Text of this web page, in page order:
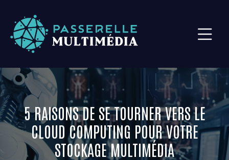
5 RAISONS DE SE TOURNER VERS LE
CLOUD COMPUTING POUR VOTRE
STOCKAGE MULTIMÉDIA